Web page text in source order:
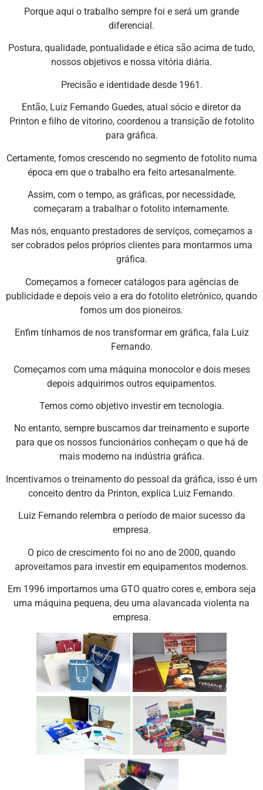
Porque aqui o trabalho sempre foi e será um grande
diferencial.
Postura, qualidade, pontualidade e ética são acima de tudo,
nossos objetivos e nossa vitória diária.
Precisão e identidade desde 1961.
Então, Luiz Fernando Guedes, atual sócio e diretor da
Printon e filho de vitorino, coordenou a transição de fotolito
para gráfica.
Certamente, fomos crescendo no segmento de fotolito numa
época em que o trabalho era feito artesanalmente.
Assim, com o tempo, as gráficas, por necessidade,
começaram a trabalhar o fotolito internamente.
Mas nós, enquanto prestadores de serviços, começamos a
ser cobrados pelos próprios clientes para montarmos uma
gráfica.
Começamos a fornecer catálogos para agências de
publicidade e depois veio a era do fotolito eletrônico, quando
fomos um dos pioneiros.
Enfim tínhamos de nos transformar em gráfica, fala Luiz
Fernando.
Começamos com uma máquina monocolor e dois meses
depois adquirimos outros equipamentos.
Temos como objetivo investir em tecnologia.
No entanto, sempre buscamos dar treinamento e suporte
para que os nossos funcionários conheçam o que há de
mais moderno na indústria gráfica.
Incentivamos o treinamento do pessoal da gráfica, isso é um
conceito dentro da Printon, explica Luiz Fernando.
Luiz Fernando relembra o período de maior sucesso da
empresa.
O pico de crescimento foi no ano de 2000, quando
aproveitamos para investir em equipamentos modernos.
Em 1996 importamos uma GTO quatro cores e, embora seja
uma máquina pequena, deu uma alavancada violenta na
empresa.